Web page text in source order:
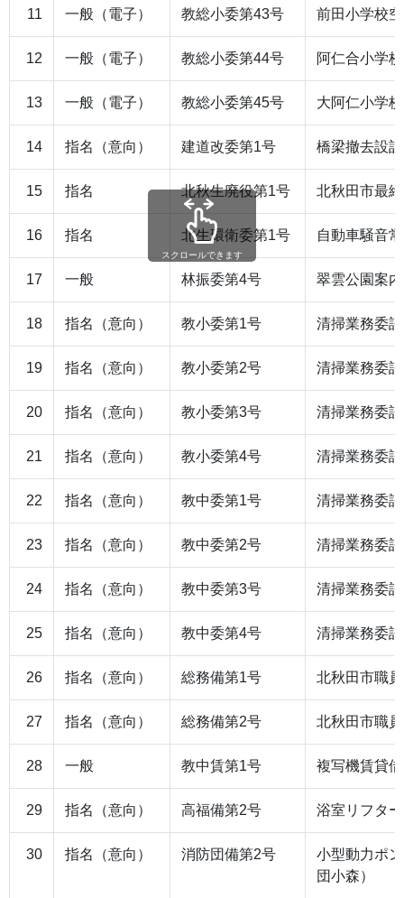
11 一般（電子） 教総小委第43号 前田小学校
12 一般（電子） 教総小委第44号 阿仁合小学
13 一般（電子） 教総小委第45号 大阿仁小学
14 指名（意向） 建道改委第1号 橋梁撤去設
15 指名 北秋生廃役第1号 北秋田市最
16 指名 北生環衛委第1号 自動車騒音
17 一般 林振委第4号 翠雲公園案
18 指名（意向） 教小委第1号 清掃業務委
19 指名（意向） 教小委第2号 清掃業務委
20 指名（意向） 教小委第3号 清掃業務委
21 指名（意向） 教小委第4号 清掃業務委
22 指名（意向） 教中委第1号 清掃業務委
23 指名（意向） 教中委第2号 清掃業務委
24 指名（意向） 教中委第3号 清掃業務委
25 指名（意向） 教中委第4号 清掃業務委
26 指名（意向） 総務備第1号 北秋田市職
27 指名（意向） 総務備第2号 北秋田市職
28 一般 教中賃第1号 複写機賃貸借
29 指名（意向） 高福備第2号 浴室リフター
30 指名（意向） 消防団備第2号
小型動力ポ
団小森）
スクロールできます